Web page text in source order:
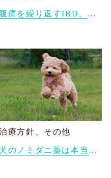
腹痛を繰り返すIBD、膵炎で漢方薬治療しているベルちゃん
療方針、その他
犬のノミダニ薬は本当に必要？愛犬に合った予防方法の1つとしての漢方薬